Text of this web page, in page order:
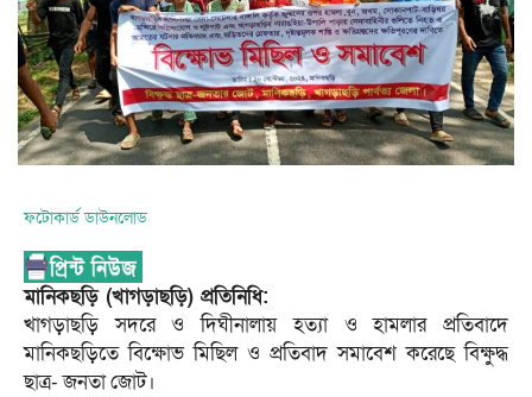
ফটোকার্ড ডাউনলোড
মানিকছড়ি (খাগড়াছড়ি) প্রতিনিধি:
খাগড়াছড়ি সদরে ও দিঘীনালায় হত্যা ও হামলার প্রতিবাদে
মানিকছড়িতে বিক্ষোভ মিছিল ও প্রতিবাদ সমাবেশ করেছে বিক্ষুদ্ধ
ছাত্র- জনতা জোট।